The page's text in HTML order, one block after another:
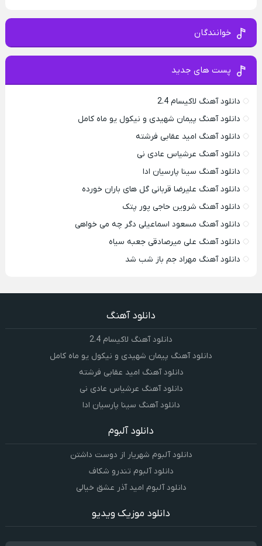
خوانندگان
پست های جدید
دانلود آهنگ لاکیسام 2.4
دانلود آهنگ پیمان شهیدی و نیکول یو ماه کامل
دانلود آهنگ امید عقابی فرشته
دانلود آهنگ عرشیاس عادی نی
دانلود آهنگ سینا پارسیان ادا
دانلود آهنگ علیرضا قربانی گل های باران خورده
دانلود آهنگ شروین حاجی پور پتک
دانلود آهنگ مسعود اسماعیلی دگر چه می خواهی
دانلود آهنگ علی میرصادقی جعبه سیاه
دانلود آهنگ مهراد جم باز شب شد
دانلود آهنگ
دانلود آهنگ لاکیسام 2.4
دانلود آهنگ پیمان شهیدی و نیکول یو ماه کامل
دانلود آهنگ امید عقابی فرشته
دانلود آهنگ عرشیاس عادی نی
دانلود آهنگ سینا پارسیان ادا
دانلود آلبوم
دانلود آلبوم شهریار از دوست داشتن
دانلود آلبوم تندرو شکاف
دانلود آلبوم امید آذر عشق خیالی
دانلود موزیک ویدیو